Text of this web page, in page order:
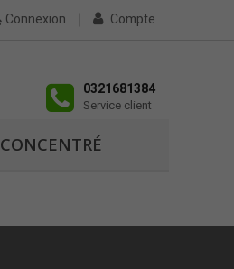
Compte
Connexion
0321681384
Service client
CONCENTRÉ